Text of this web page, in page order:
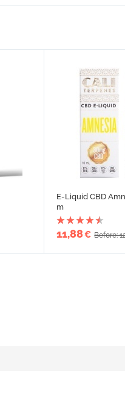
E-Liquid CBD
m
11,88€ Before: